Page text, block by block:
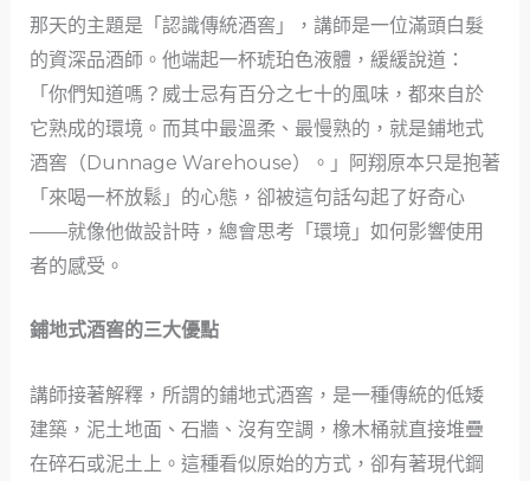
那天的主題是「認識傳統酒窖」，講師是一位滿頭白髮
的資深品酒師。他端起一杯琥珀色液體，緩緩說道：
「你們知道嗎？威士忌有百分之七十的風味，都來自於
它熟成的環境。而其中最溫柔、最慢熟的，就是鋪地式
酒窖（Dunnage Warehouse）。」阿翔原本只是抱著
「來喝一杯放鬆」的心態，卻被這句話勾起了好奇心
——就像他做設計時，總會思考「環境」如何影響使用
者的感受。
鋪地式酒窖的三大優點
講師接著解釋，所謂的鋪地式酒窖，是一種傳統的低矮
建築，泥土地面、石牆、沒有空調，橡木桶就直接堆疊
在碎石或泥土上。這種看似原始的方式，卻有著現代鋼